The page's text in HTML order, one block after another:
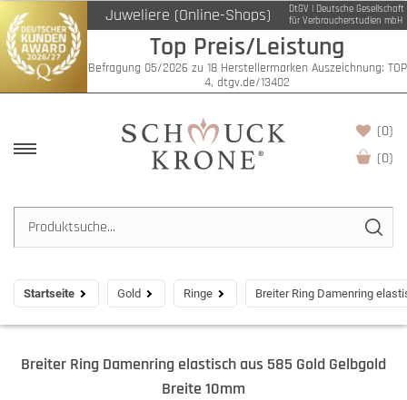
Juweliere (Online-Shops)
DtGV | Deutsche Gesellschaft
für Verbraucherstudien mbH
Top Preis/Leistung
Befragung 05/2026 zu 18 Herstellermarken Auszeichnung: TOP
4, dtgv.de/13402
(0)
(0)
Startseite Gold Ringe Breiter Ring Damenring
Breiter Ring Damenring elastisch aus 585 Gold Gelbgold
Breite 10mm